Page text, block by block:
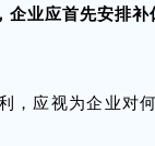
企业应首先安排补
，应视为企业对